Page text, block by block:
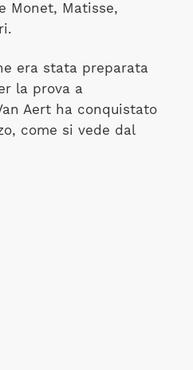
Monet, Matisse,
era stata preparata
la prova a
Aert ha conquistato
come si vede dal